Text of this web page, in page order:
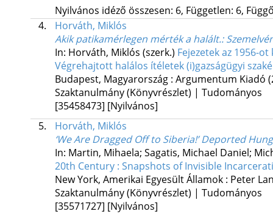
Nyilvános idéző összesen: 6, Független: 6,
4.
Horváth, Miklós
Akik patikamérlegen mérték a halált.:
In: Horváth, Miklós (szerk.) Fejezetek az 1956-
Végrehajtott halálos ítéletek (i)gazságügyi
Budapest, Magyarország : Argumentum Kiadó
Szaktanulmány (Könyvrészlet) | Tudományos
[35458473] [Nyilvános]
5.
Horváth, Miklós
‘We Are Dragged Off to Siberia!’ Deported
In: Martin, Mihaela; Sagatis, Michael Daniel;
20th Century : Snapshots of Invisible
New York, Amerikai Egyesült Államok : Peter
Szaktanulmány (Könyvrészlet) | Tudományos
[35571727] [Nyilvános]